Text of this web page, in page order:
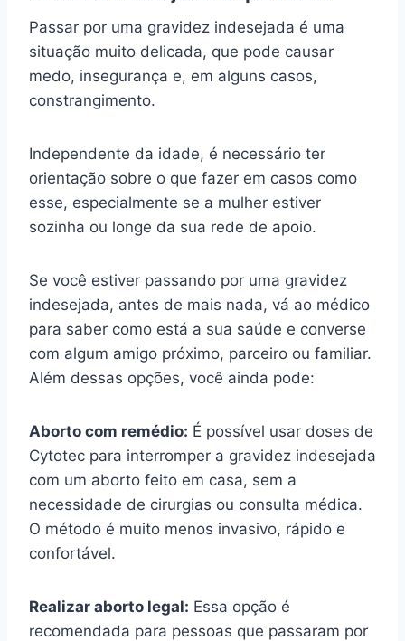
Passar por uma gravidez indesejada é uma
situação muito delicada, que pode causar
medo, insegurança e, em alguns casos,
constrangimento.
Independente da idade, é necessário ter
orientação sobre o que fazer em casos como
esse, especialmente se a mulher estiver
sozinha ou longe da sua rede de apoio.
Se você estiver passando por uma gravidez
indesejada, antes de mais nada, vá ao médico
para saber como está a sua saúde e converse
com algum amigo próximo, parceiro ou familiar.
Além dessas opções, você ainda pode:
Aborto com remédio: É possível usar doses de
Cytotec para interromper a gravidez indesejada
com um aborto feito em casa, sem a
necessidade de cirurgias ou consulta médica.
O método é muito menos invasivo, rápido e
confortável.
Realizar aborto legal: Essa opção é
recomendada para pessoas que passaram por